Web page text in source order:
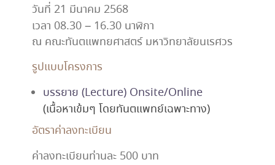
วันที่ 21 มีนาคม 2568
เวลา 08.30 – 16.30 นาฬิกา
ณ คณะทันตแพทยศาสตร์ มหาวิทยาลัยนเรศวร
รูปแบบโครงการ
บรรยาย (Lecture) Onsite/Online
(เนื้อหาเข้มๆ โดยทันตแพทย์เฉพาะทาง)
อัตราค่าลงทะเบียน
ค่าลงทะเบียนท่านละ 500 บาท